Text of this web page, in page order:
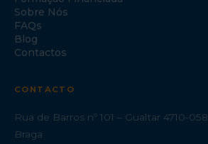
Sobre Nós
FAQs
Blog
Contactos
CONTACTO
Rua de Barros nº 101 – Gualtar 4710-058
Braga